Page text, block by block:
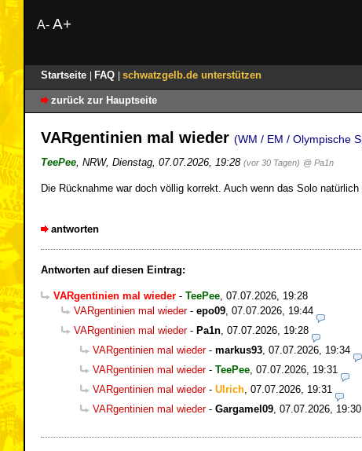
A- A+
Startseite FAQ schwatzgelb.de unterstützen
zurück zur Hauptseite
VARgentinien mal wieder (WM / EM / Olympische
TeePee NRW, Dienstag, 07.07.2026, 19:28 (vor 30 Tagen) @ Pa1n
Die Rücknahme war doch völlig korrekt. Auch wenn das Solo natürlich
antworten
Antworten auf diesen Eintrag:
VARgentinien mal wieder - TeePee 07.07.2026, 19:28
VARgentinien mal wieder- epo09 07.07.2026, 19:44
VARgentinien mal wieder- Pa1n 07.07.2026, 19:28
VARgentinien mal wieder- markus93 07.07.2026, 19:34
VARgentinien mal wieder- TeePee 07.07.2026, 19:31
VARgentinien mal wieder- Ulrich 07.07.2026, 19:31
VARgentinien mal wieder- Gargamel09 07.07.2026, 19:30